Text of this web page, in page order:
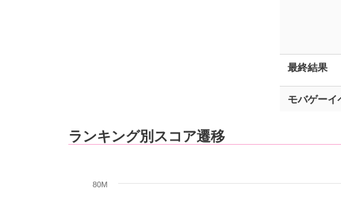
最終結果
モバゲーイ
ランキング別スコア遷移
80M